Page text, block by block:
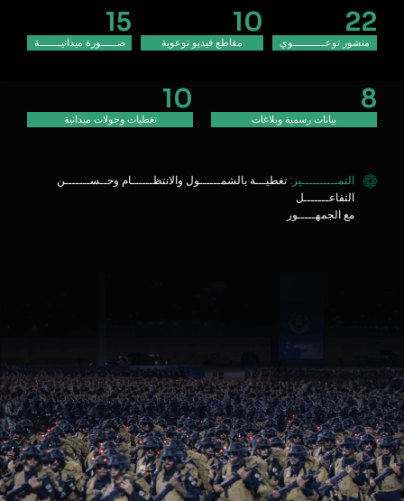
22
منشور توعــــــــــــوي
10
مقاطع فيديو توعوية
15
صــــــورة ميدانيــــــــة
8
بيانات رسمية وبلاغات
10
تغطيات وجولات ميدانية
التمــــــــــيز: تغطيـــة بالشمــــــول والانتظــــــام وحــســـــــن
التفاعـــــــل
مع الجمهـــــور